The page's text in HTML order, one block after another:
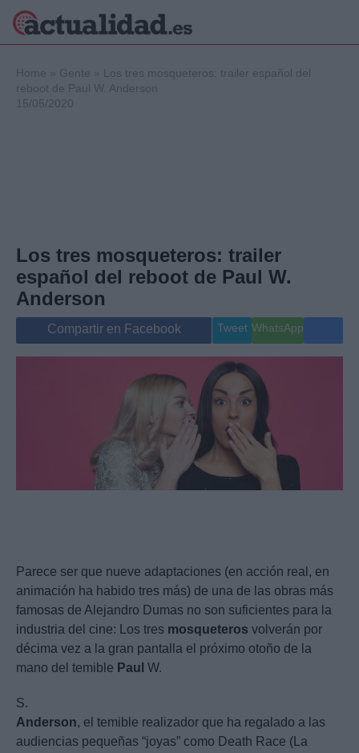
Internacional
Viajes
Gente
Musica
Home » Gente »
Los tres mosqueteros: trailer español del
reboot de Paul W. Anderson
15/05/2020
Los tres mosqueteros: trailer
español del reboot de Paul W.
Anderson
Compartir en Facebook Tweet WhatsApp
Parece ser que nueve adaptaciones (en acción real, en
animación ha habido tres más) de una de las obras más
famosas de Alejandro Dumas no son suficientes para la
industria del cine: Los tres mosqueteros volverán por
décima vez a la gran pantalla el próximo otoño de la
mano del temible Paul W.
S.
Anderson, el temible realizador que ha regalado a las
audiencias pequeñas “joyas” como Death Race (La